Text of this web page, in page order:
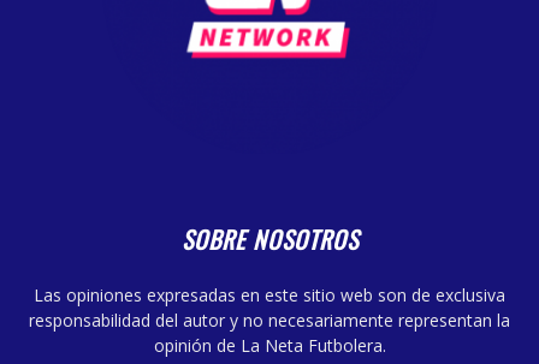
SOBRE NOSOTROS
Las opiniones expresadas en este sitio web son de exclusiva
responsabilidad del autor y no necesariamente representan la
opinión de La Neta Futbolera.